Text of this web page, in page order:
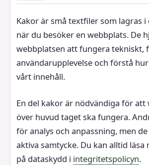
Kakor är små textfiler som lagras
när du besöker en webbplats. De
webbplatsen att fungera tekniskt,
användarupplevelse och förstå
vårt innehåll.
En del kakor är nödvändiga för att
över huvud taget ska fungera.
för analys och anpassning, men
aktiva samtycke. Du kan alltid läsa
på dataskydd i integritetspolicyn.